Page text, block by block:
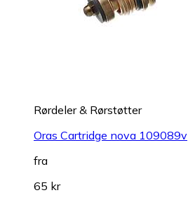
Rørdeler & Rørstøtter
Oras Cartridge nova 109089v
fra
65 kr